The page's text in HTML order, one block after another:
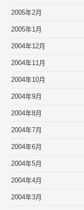
2005年2月
2005年1月
2004年12月
2004年11月
2004年10月
2004年9月
2004年8月
2004年7月
2004年6月
2004年5月
2004年4月
2004年3月